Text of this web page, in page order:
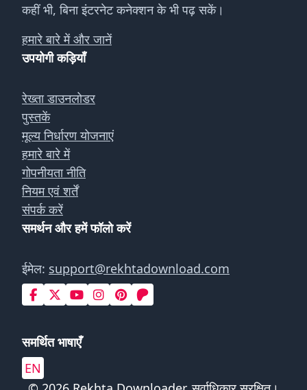
कहीं भी, बिना इंटरनेट कनेक्शन के भी पढ़ सकें।
हमारे बारे में और जानें
उपयोगी कड़ियाँ
रेख्ता डाउनलोडर
पुस्तकें
मूल्य निर्धारण योजनाएं
हमारे बारे में
गोपनीयता नीति
नियम एवं शर्तें
संपर्क करें
समर्थन और हमें फॉलो करें
ईमेल: support@rekhtadownload.com
समर्थित भाषाएँ
EN